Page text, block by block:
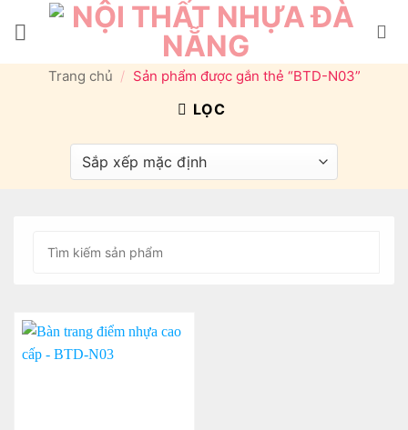
Trang chủ / Sản phẩm được gắn thẻ “BTD-N03”
LỌC